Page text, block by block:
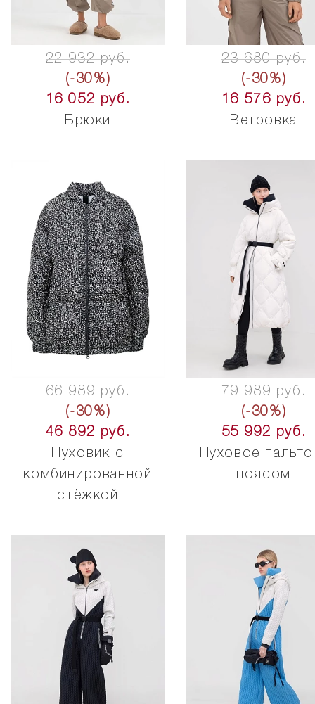
22 932 руб.
(-30%)
16 052 руб.
Брюки
23 680 руб.
(-30%)
16 576 руб.
Ветровка
66 989 руб.
(-30%)
46 892 руб.
Пуховик с
комбинированной
стёжкой
79 989 руб.
(-30%)
55 992 руб.
Пуховое
поясом